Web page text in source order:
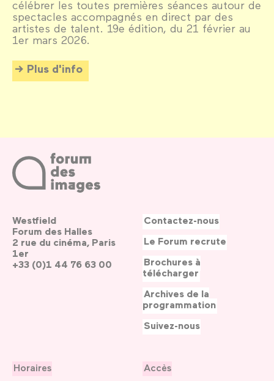
célébrer les toutes premières séances autour de
spectacles accompagnés en direct par des
artistes de talent. 19e édition, du 21 février au
1er mars 2026.
Plus d'info
Westfield
Forum des Halles
2 rue du cinéma, Paris
1er
+33 (0)1 44 76 63 00
Horaires
Accès
Contactez-nous
Le Forum recrute
Brochures à
télécharger
Archives de la
programmation
Suivez-nous